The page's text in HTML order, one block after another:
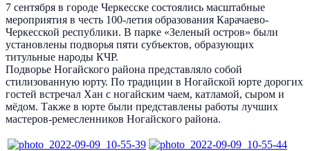
7 сентября в городе Черкесске состоялись масштабные
мероприятия в честь 100-летия образования Карачаево-
Черкесской республики. В парке «Зеленый остров» были
установлены подворья пяти субъектов, образующих
титульные народы КЧР.
Подворье Ногайского района представляло собой
стилизованную юрту. По традиции в Ногайской юрте дорогих
гостей встречал Хан с ногайским чаем, катламой, сыром и
мёдом. Также в юрте были представлены работы лучших
мастеров-ремесленников Ногайского района.